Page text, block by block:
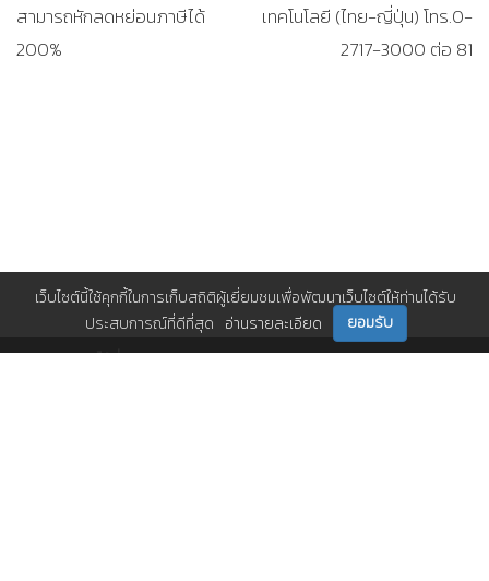
สามารถหักลดหย่อนภาษีได้
200%
เทคโนโลยี (ไทย-ญี่ปุ่น) โทร.0-
2717-3000 ต่อ 81
ติดตามเราได้ที่
เว็บไซต์นี้ใช้คุกกี้ในการเก็บสถิติผู้เยี่ยมชมเพื่อพัฒนาเว็บไซต์ให้ท่านได้รับ
ประสบการณ์ที่ดีที่สุด อ่านรายละเอียด ยอมรับ